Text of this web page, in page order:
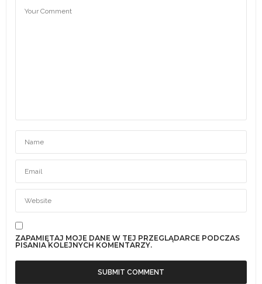
ZAPAMIĘTAJ MOJE DANE W TEJ PRZEGLĄDARCE PODCZAS
PISANIA KOLEJNYCH KOMENTARZY.